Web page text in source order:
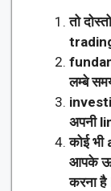
तो
लम्बे
अपनी
कोई भी
आपके
करना